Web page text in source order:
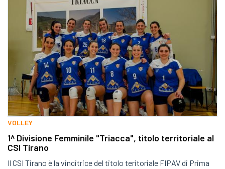
VOLLEY
1^ Divisione Femminile "Triacca", titolo territoriale al
CSI Tirano
Il CSI Tirano è la vincitrice del titolo teritoriale FIPAV di Prima